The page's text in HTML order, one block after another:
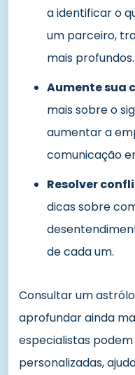
a identificar o
um parceiro,
mais profundos.
Aumente sua
mais sobre o
aumentar a
comunicação
Resolver
dicas sobre
de cada um.
Consultar um
aprofundar ainda
especialistas
personalizadas,